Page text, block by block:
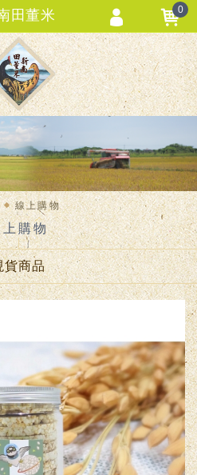
線上購物
上購物
貨商品
田董米 0
員登入
員註冊
記密碼
單查詢
款通知